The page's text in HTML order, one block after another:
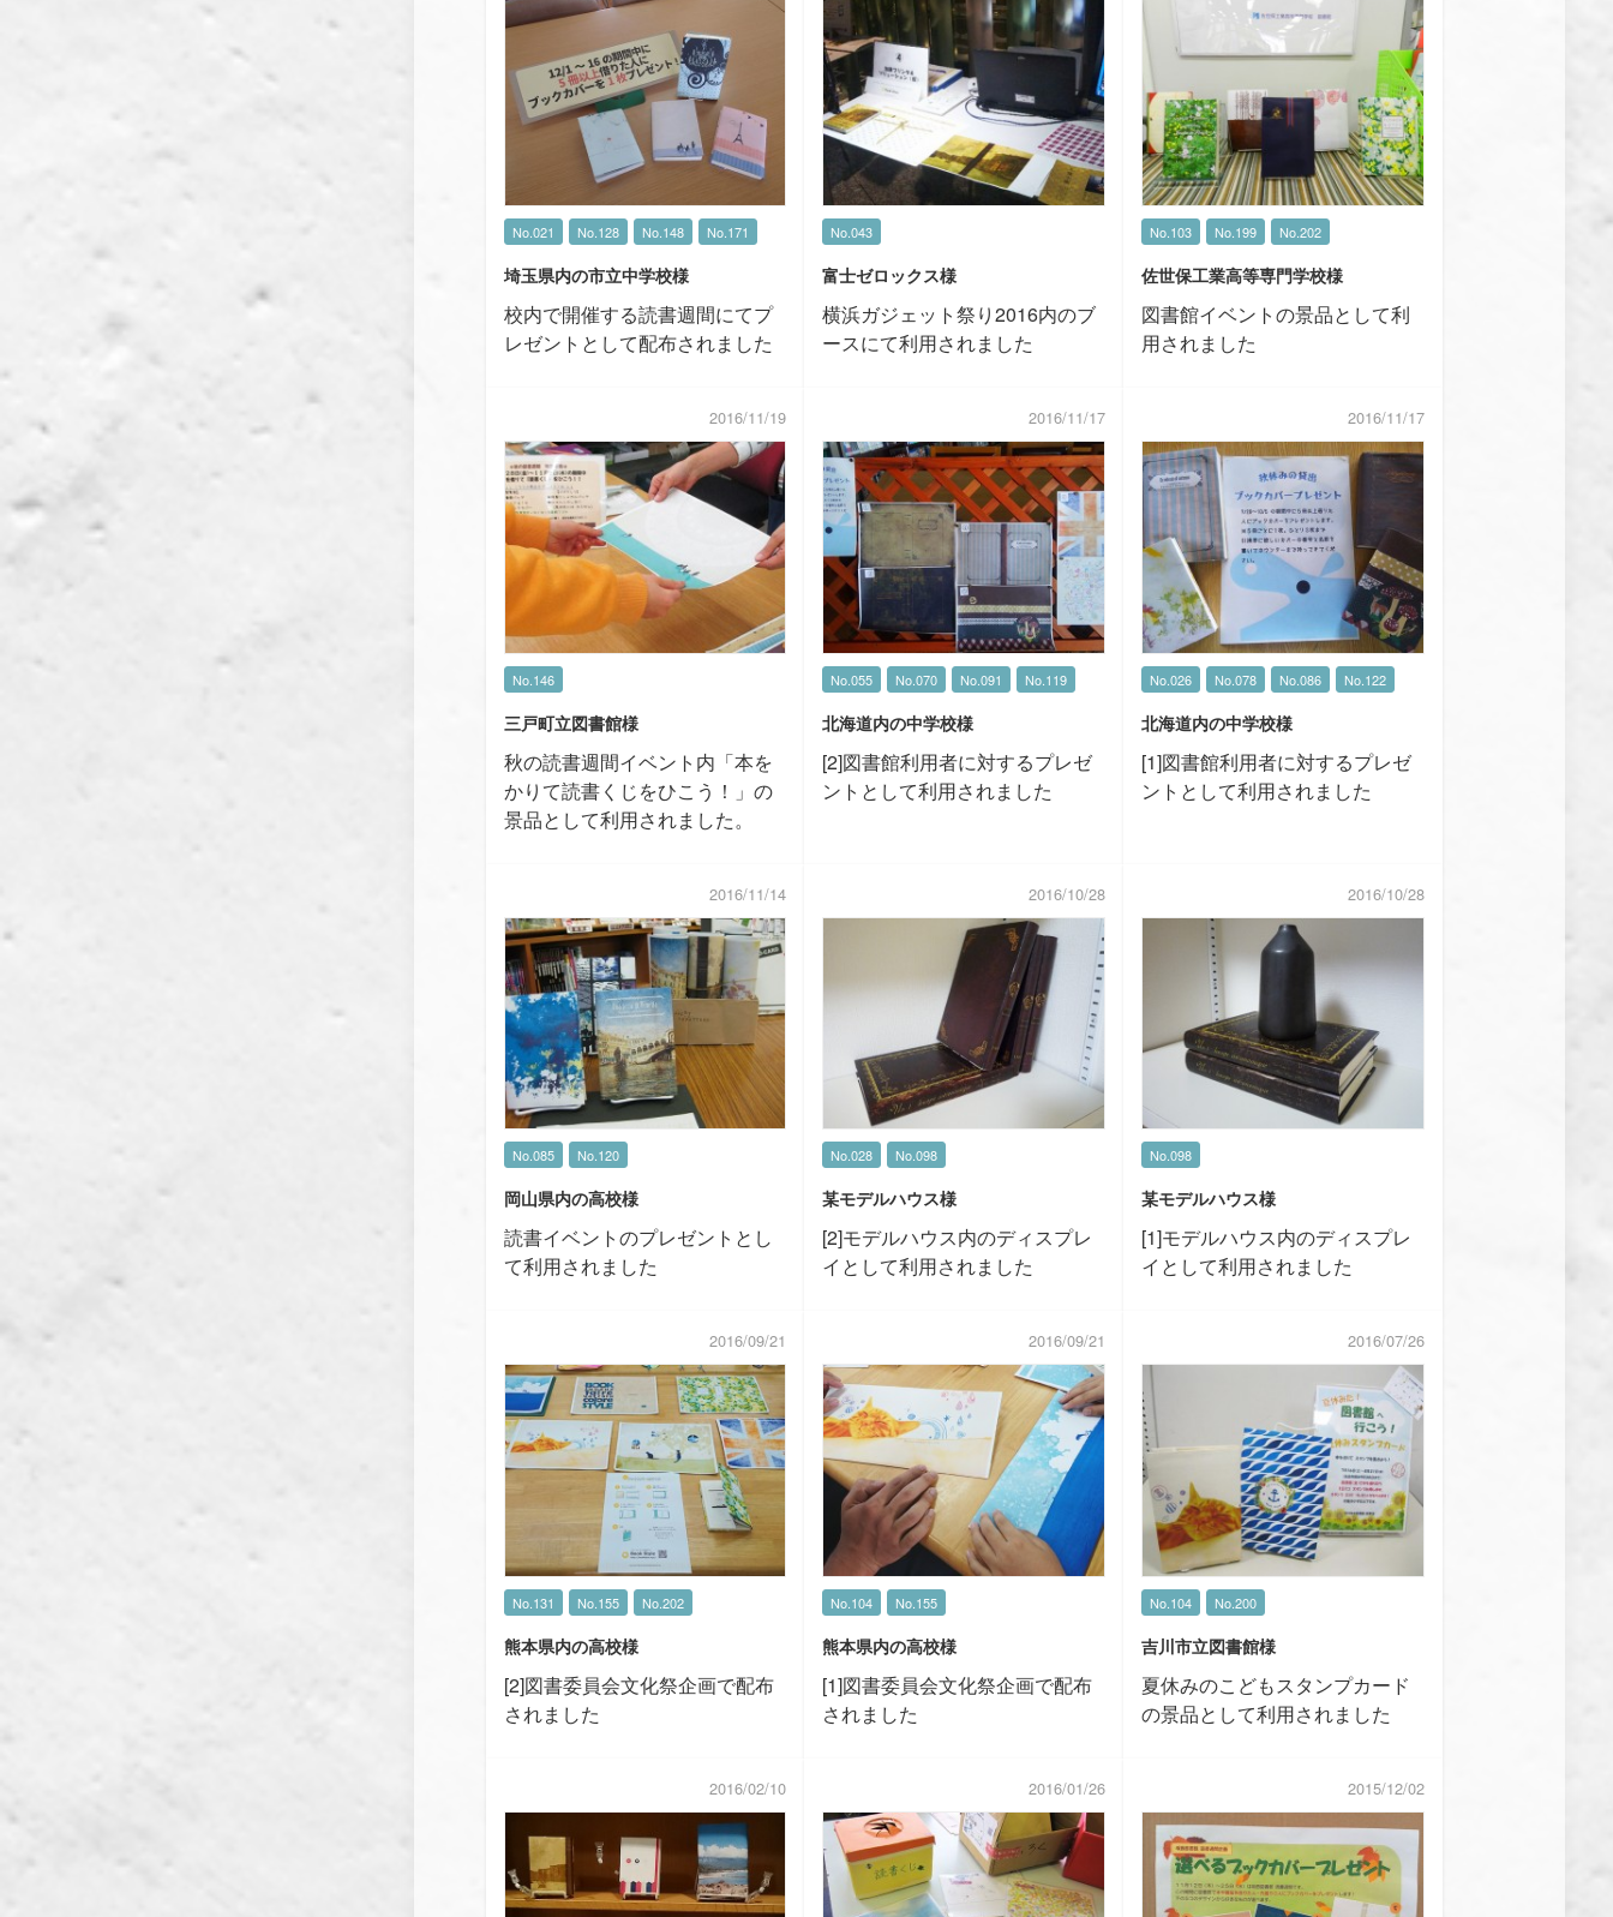
No.021 No.128 No.148 No.171
埼玉県内の市立中学校様
校内で開催する読書週間にてプ
レゼントとして配布されました
No.043
富士ゼロックス様
横浜ガジェット祭り2016内のブ
ースにて利用されました
No.103 No.199 No.202
佐世保工業高等専門学校様
図書館イベントの景品として利
用されました
2016/11/19
No.146
三戸町立図書館様
秋の読書週間イベント内「本を
かりて読書くじをひこう！」の
景品として利用されました。
2016/11/17
No.055 No.070 No.091 No.119
北海道内の中学校様
[2]図書館利用者に対するプレゼ
ントとして利用されました
2016/11/17
No.026 No.078 No.086 No.122
北海道内の中学校様
[1]図書館利用者に対するプレゼ
ントとして利用されました
2016/11/14
No.085 No.120
岡山県内の高校様
読書イベントのプレゼントとし
て利用されました
2016/10/28
No.028 No.098
某モデルハウス様
[2]モデルハウス内のディスプレ
イとして利用されました
2016/10/28
No.098
某モデルハウス様
[1]モデルハウス内のディスプレ
イとして利用されました
2016/09/21
No.131 No.155 No.202
熊本県内の高校様
[2]図書委員会文化祭企画で配布
されました
2016/09/21
No.104 No.155
熊本県内の高校様
[1]図書委員会文化祭企画で配布
されました
2016/07/26
No.104 No.200
吉川市立図書館様
夏休みのこどもスタンプカード
の景品として利用されました
2016/02/10 2016/01/26 2015/12/02